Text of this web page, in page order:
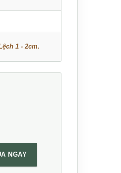
1 - 2cm.
NGAY